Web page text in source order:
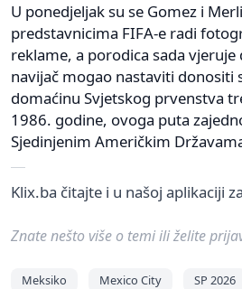
U ponedjeljak su se Gomez i
predstavnicima FIFA-e radi
reklame, a porodica sada
navijač mogao nastaviti donositi
domaćinu Svjetskog prvenstva
1986. godine, ovoga puta
Sjedinjenim Američkim
Klix.ba čitajte i u našoj aplikaciji za
Znate nešto više o temi ili želite
Meksiko Mexico City SP 2026